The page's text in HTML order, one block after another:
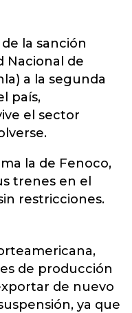
la sanción
Nacional de
a la segunda
país,
el sector
la de Fenoco,
trenes en el
restricciones.
de producción
de nuevo
ya que